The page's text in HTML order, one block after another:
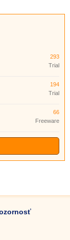
293
Trial
194
Trial
66
Freeware